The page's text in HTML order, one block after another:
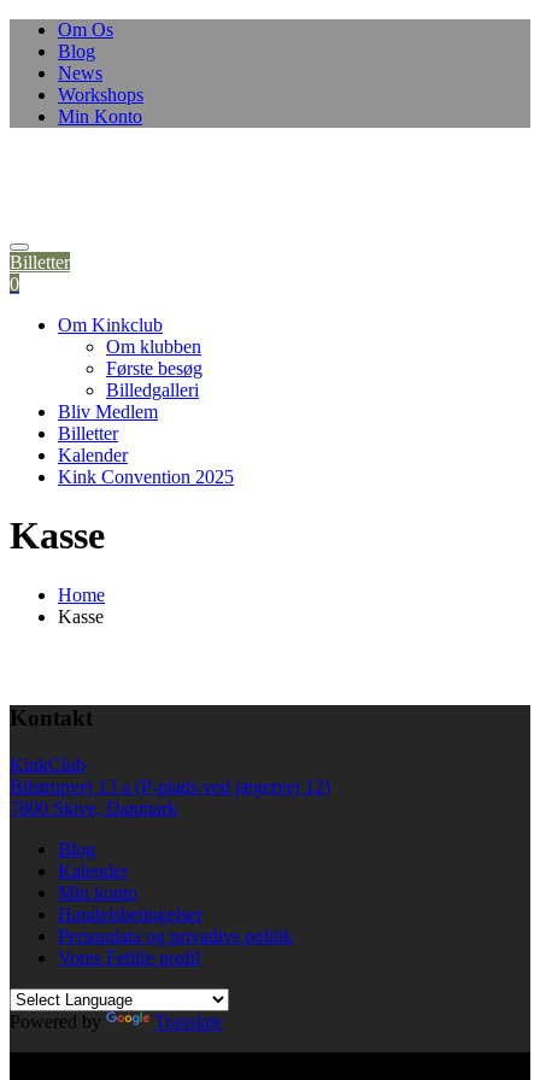
Skip
content
Om Os
Blog
News
Workshops
Min Konto
Billetter
0
Om Kinkclub
Om klubben
Første besøg
Billedgalleri
Bliv Medlem
Billetter
Kalender
Kink Convention 2025
Kasse
Home
Kasse
Kontakt
KinkClub
Bilstrupvej 13 a (P-plads ved jægervej 12)
7800 Skive, Danmark
Blog
Kalender
Min konto
Handelsbetingelser
Persondata og privatlivs politik
Vores Fetlife profil
Powered by
Translate